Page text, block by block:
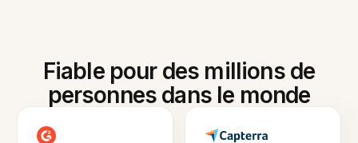
Fiable pour des millions de
personnes dans le monde